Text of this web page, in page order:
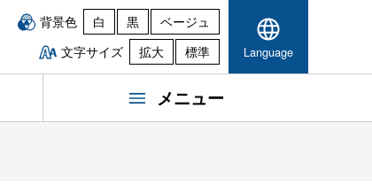
背景色 白 黒
ベージュ
文字サイズ
拡大 標準 Language
メニュー